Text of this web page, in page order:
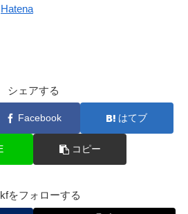
Hatena
シェアする
Facebook はてブ
コピー
をフォローする